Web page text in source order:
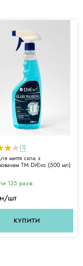
(1)
миття скла з
ТМ DiЄvo (500 мл)
135 разiв
шт
КУПИТИ